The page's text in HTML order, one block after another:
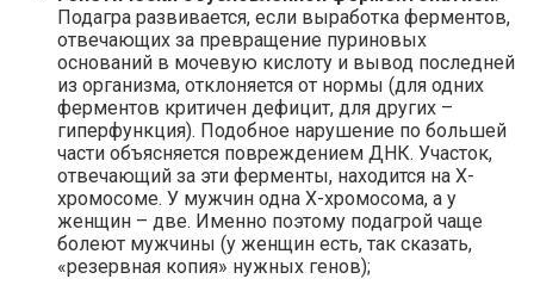
Подагра развивается, если выработка ферментов,
отвечающих за превращение пуриновых
оснований в мочевую кислоту и вывод последней
из организма, отклоняется от нормы (для одних
ферментов критичен дефицит, для других –
гиперфункция). Подобное нарушение по большей
части объясняется повреждением ДНК. Участок,
отвечающий за эти ферменты, находится на X-
хромосоме. У мужчин одна X-хромосома, а у
женщин – две. Именно поэтому подагрой чаще
болеют мужчины (у женщин есть, так сказать,
«резервная копия» нужных генов);